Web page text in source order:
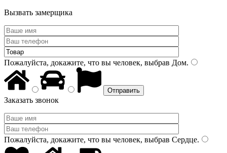
Вызвать замерщика
Пожалуйста, докажите, что вы человек, выбрав Дом.
Заказать звонок
Пожалуйста, докажите, что вы человек, выбрав Сердце.